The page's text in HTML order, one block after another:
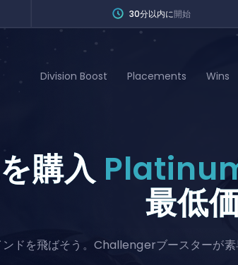
30分以内に開始
Division Boost
Division Boost Placements Wins
購入
最低
ンドを飛ばそう。Challengerブースターが素